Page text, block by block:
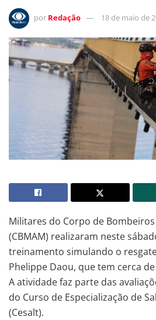
por Redação 18 de maio de
Militares do Corpo de
(CBMAM) realizaram neste
treinamento simulando o
Phelippe Daou, que tem cerca
A atividade faz parte das
do Curso de Especialização de
(Cesalt).